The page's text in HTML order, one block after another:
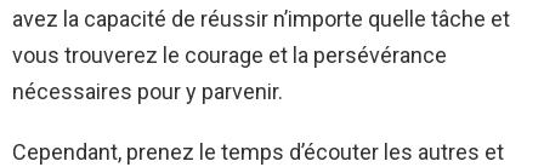
avez la capacité de réussir n’importe quelle tâche et
vous trouverez le courage et la persévérance
nécessaires pour y parvenir.
Cependant, prenez le temps d’écouter les autres et